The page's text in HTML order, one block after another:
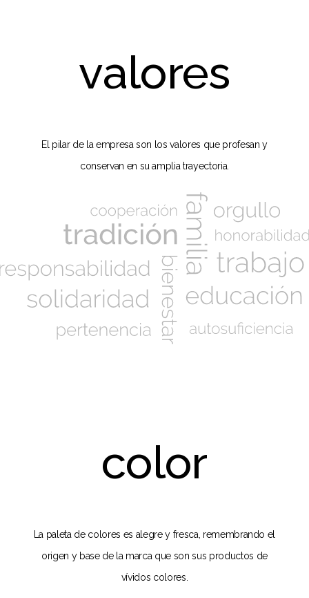
valores
El pilar de la empresa son los valores que profesan y
conservan en su amplia trayectoria.
color
La paleta de colores es alegre y fresca, remembrando el
origen y base de la marca que son sus productos de
vívidos colores.